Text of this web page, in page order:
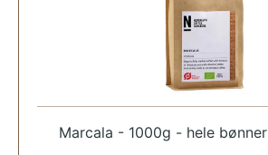
Marcala - 1000g - hele bønner